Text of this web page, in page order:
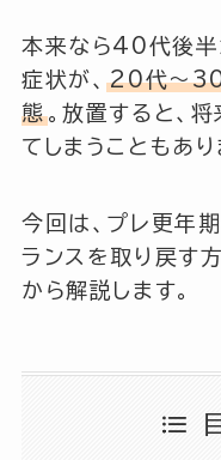
本来なら40代後半
症状が、20代〜30
態。放置すると、
てしまうこともあり
今回は、プレ更年
ランスを取り戻す
から解説します。